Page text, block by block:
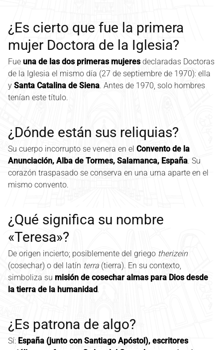
¿Es cierto que fue la primera
mujer Doctora de la Iglesia?
Fue una de las dos primeras mujeresdeclaradas Doctoras
de la Iglesia el mismo día (27 de septiembre de 1970): ella
y Santa Catalina de Siena. Antes de 1970, solo hombres
tenían este título.
¿Dónde están sus reliquias?
Su cuerpo incorrupto se venera en el Convento de la
Anunciación, Alba de Tormes, Salamanca, España. Su
corazón traspasado se conserva en una urna aparte en el
mismo convento.
¿Qué significa su nombre
«Teresa»?
De origen incierto; posiblemente del griego therizein
(cosechar) o del latín terra (tierra). En su contexto,
simboliza su misión de cosechar almas para Dios desde
la tierra de la humanidad.
¿Es patrona de algo?
Sí: España (junto con Santiago Apóstol), escritores